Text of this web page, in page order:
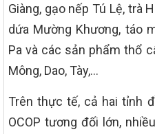
Giàng, gạo nếp Tú Lệ, trà
dứa Mường Khương, táo
Pa và các sản phẩm thổ
Mông, Dao, Tày,…
Trên thực tế, cả hai tỉnh
OCOP tương đối lớn,